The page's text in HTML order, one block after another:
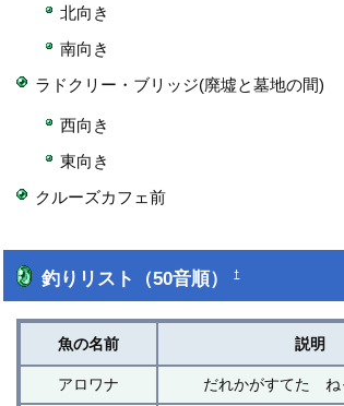
北向き
南向き
ラドクリー・ブリッジ(廃墟と墓地の間)
西向き
東向き
クルーズカフェ前
釣りリスト（50音順）†
魚の名前 説明
アロワナ だれかがすてた ね